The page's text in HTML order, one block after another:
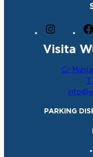
s
Visita
C/
PARKING